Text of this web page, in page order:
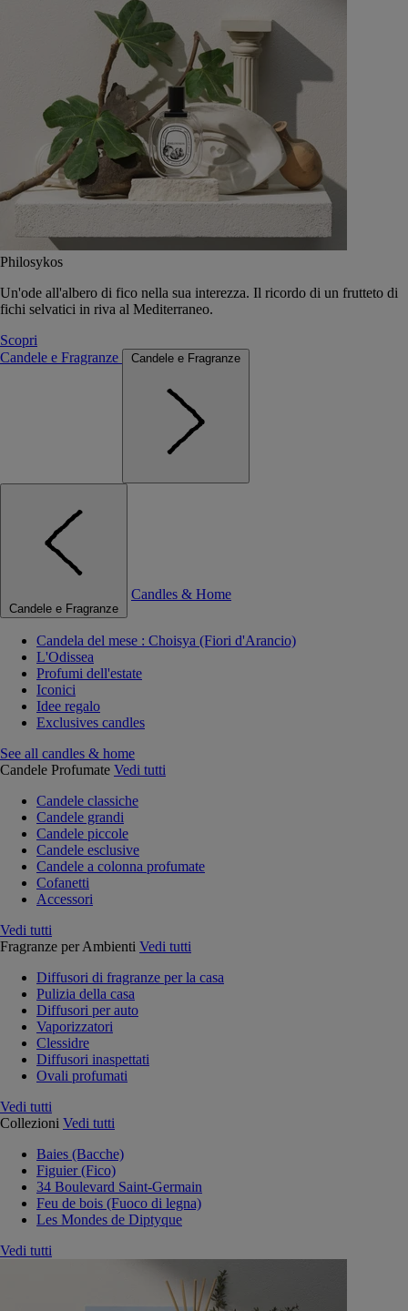
Philosykos
Un'ode all'albero di fico nella sua interezza. Il ricordo di un frutteto di
fichi selvatici in riva al Mediterraneo.
Scopri
Candele e Fragranze
Candele e Fragranze
Candele e Fragranze
Candles & Home
Candela del mese : Choisya (Fiori d'Arancio)
L'Odissea
Profumi dell'estate
Iconici
Idee regalo
Exclusives candles
See all candles & home
Candele Profumate Vedi tutti
Candele classiche
Candele grandi
Candele piccole
Candele esclusive
Candele a colonna profumate
Cofanetti
Accessori
Vedi tutti
Fragranze per Ambienti Vedi tutti
Diffusori di fragranze per la casa
Pulizia della casa
Diffusori per auto
Vaporizzatori
Clessidre
Diffusori inaspettati
Ovali profumati
Vedi tutti
Collezioni Vedi tutti
Baies (Bacche)
Figuier (Fico)
34 Boulevard Saint-Germain
Feu de bois (Fuoco di legna)
Les Mondes de Diptyque
Vedi tutti